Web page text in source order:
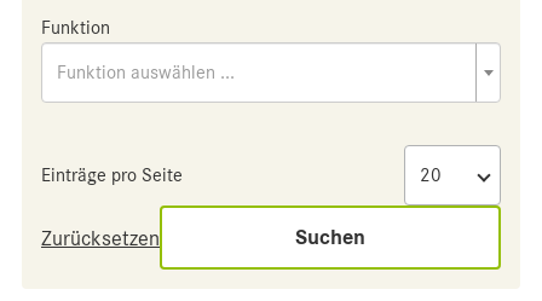
Funktion
Funktion auswählen ...
Einträge pro Seite
Zurücksetzen Suchen